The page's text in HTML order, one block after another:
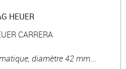
HEUER
CARRERA
diamètre 42 mm...